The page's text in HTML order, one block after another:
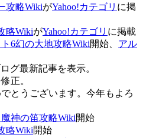
攻略WikiがYahoo!カテゴリ に掲
略WikiがYahoo!カテゴリ に掲載
6幻の大地攻略Wiki開始、 アル
グ最新記事を表示。
正。
とうございます。今年もよろ
神の笛攻略Wiki開始
略Wiki開始